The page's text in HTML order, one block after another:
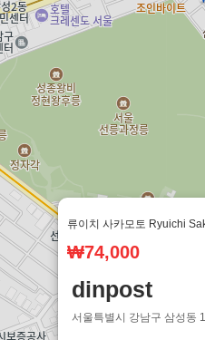
₩74,000
dinpost
서울특별시 강남구 삼성동
vinyl.coroke.net은 상품판매 당사자가
에 대해 보증 또는 책임을 지지 않습니다.
vinyl.coroke.net에 표시되는 가격, 상품
에 의해 수시로 변동될 수 있습니다.
© vinyl.coroke.net.